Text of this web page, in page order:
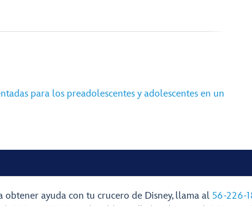
para los preadolescentes y adolescentes en un
obtener ayuda con tu crucero de Disney, llama al 56-226-